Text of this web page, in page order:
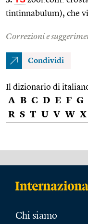
tintinnabulum), che
Correzioni e
Condividi
Il dizionario di
A B C D E F G
R S T U V W X
Chi siamo